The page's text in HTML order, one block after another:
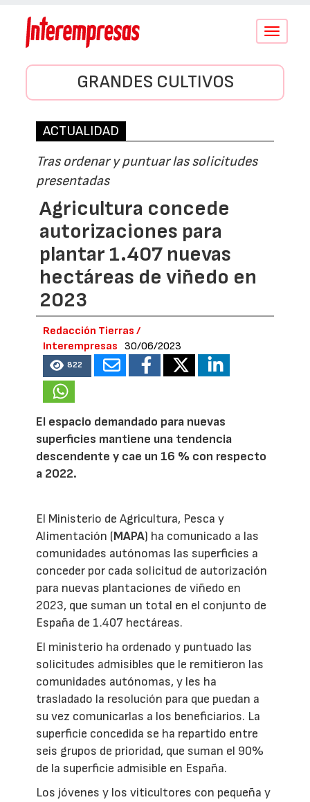
Conmutar
GRANDES CULTIVOS
ACTUALIDAD
Tras ordenar y puntuar las solicitudes
presentadas
Agricultura concede
autorizaciones para
plantar 1.407 nuevas
hectáreas de viñedo en
2023
Redacción Tierras /
Interempresas
30/06/2023
822
El espacio demandado para nuevas
superficies mantiene una tendencia
descendente y cae un 16 % con respecto
a 2022.
El Ministerio de Agricultura, Pesca y
Alimentación (MAPA) ha comunicado a las
comunidades autónomas las superficies a
conceder por cada solicitud de autorización
para nuevas plantaciones de viñedo en
2023, que suman un total en el conjunto de
España de 1.407 hectáreas.
El ministerio ha ordenado y puntuado las
solicitudes admisibles que le remitieron las
comunidades autónomas, y les ha
trasladado la resolución para que puedan a
su vez comunicarlas a los beneficiarios. La
superficie concedida se ha repartido entre
seis grupos de prioridad, que suman el 90%
de la superficie admisible en España.
Los jóvenes y los viticultores con pequeña y